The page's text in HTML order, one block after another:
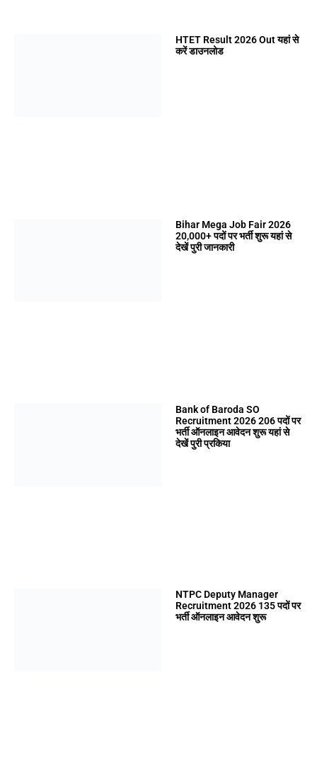
HTET Result 2026 Out यहां से
करें डाउनलोड
Bihar Mega Job Fair 2026
20,000+ पदों पर भर्ती शुरू यहां से
देखें पुरी जानकारी
Bank of Baroda SO
Recruitment 2026 206 पदों पर
भर्ती ऑनलाइन आवेदन शुरू यहां से
देखें पुरी प्रकिया
NTPC Deputy Manager
Recruitment 2026 135 पदों पर
भर्ती ऑनलाइन आवेदन शुरू